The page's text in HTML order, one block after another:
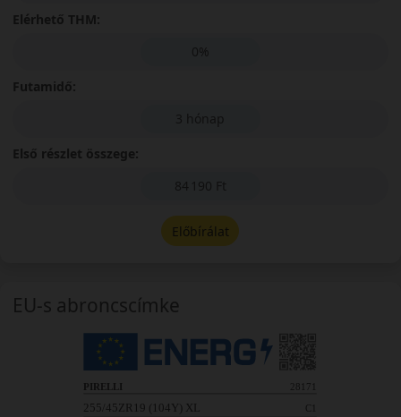
Elérhető THM:
0%
Futamidő:
3 hónap
Első részlet összege:
84 190 Ft
Előbírálat
EU-s abroncscímke